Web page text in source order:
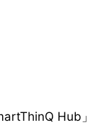
Hub」